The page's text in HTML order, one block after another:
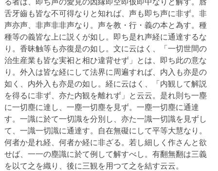
る者は、即ち声の愛見の因縁即空即仮即中なりと解す。唇
舌牙齒も皆な不可得なりと知れば、声も即ち声に非ず。非
声亦声、非声非非声なり。声を教・行・義の本と為す。種
種等の義皆な上に説くが如し。即ち是れ声経に通達するな
り。香昧触等も亦復是の如し。文に云はく、「一切世間の
治生産業も皆な実衵と相ひ違背せず」とは、即ち此の意な
り。外入は皆な経にして法界に周遍すれば、内入も亦是の
如く、内外入も亦是の如し。経に云はく、「内観して解説
を得るに非ず、亦た内観を離れず」と云云。是れ則ち一塵
に一切塵に達し、一塵一切塵を見ず。一塵一切塵に通達
す。一識に於て一切識を分別し、亦た一識一切識を見ずし
て、一識一切識に通達す。自在無礙にして平等大慧なり。
何者か是れ経、何者か経に非ざる。若し細しく作さんと欲
せば、一一の塵識に於て例して解すべし。有翻無翻は三義
を以て之を織り、後に三観を用つて之を結す云云。